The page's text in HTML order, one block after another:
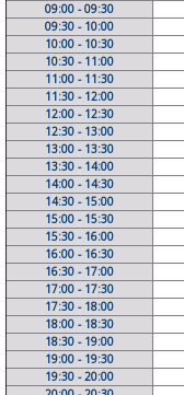
09:00 - 09:30
09:30 - 10:00
10:00 - 10:30
10:30 - 11:00
11:00 - 11:30
11:30 - 12:00
12:00 - 12:30
12:30 - 13:00
13:00 - 13:30
13:30 - 14:00
14:00 - 14:30
14:30 - 15:00
15:00 - 15:30
15:30 - 16:00
16:00 - 16:30
16:30 - 17:00
17:00 - 17:30
17:30 - 18:00
18:00 - 18:30
18:30 - 19:00
19:00 - 19:30
19:30 - 20:00